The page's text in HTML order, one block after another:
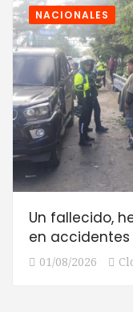
NACIONALES
Un fallecido,
en accidentes
01/08/2026